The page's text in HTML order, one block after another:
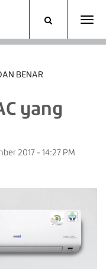
BENAR
yang
2017 - 14:27 PM